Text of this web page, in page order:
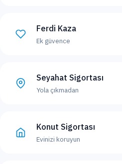
Ferdi Kaza
Ek güvence
Seyahat Sigortası
Yola çıkmadan
Konut Sigortası
Evinizi koruyun